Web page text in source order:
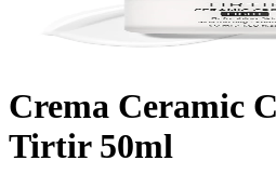
Crema Ceramic
Tirtir 50ml